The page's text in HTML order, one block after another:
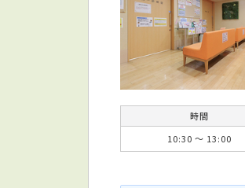
時間
10:30 ～ 13:00